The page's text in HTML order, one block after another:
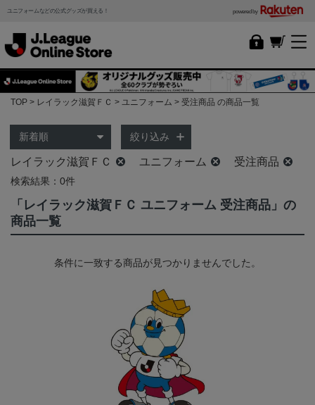
ユニフォームなどの公式グッズが買える！ powered by
TOP レイラック滋賀ＦＣ ユニフォーム 受注商品 の商品一覧
絞り込み
レイラック滋賀ＦＣ ユニフォーム 受注商品
検索結果：0件
「レイラック滋賀ＦＣ ユニフォーム 受注商品」の
商品一覧
条件に一致する商品が見つかりませんでした。